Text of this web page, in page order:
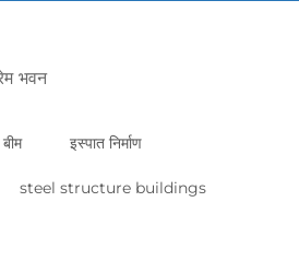
भवन
इस्पात निर्माण
steel structure buildings